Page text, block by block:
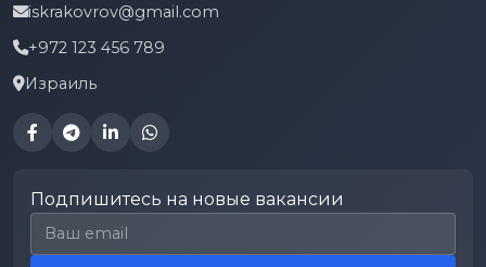
iskrakovrov@gmail.com
+972 123 456 789
Израиль
Подпишитесь на новые вакансии
Email для подписки